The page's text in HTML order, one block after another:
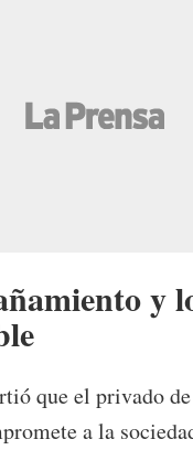
y
que el privado
a la